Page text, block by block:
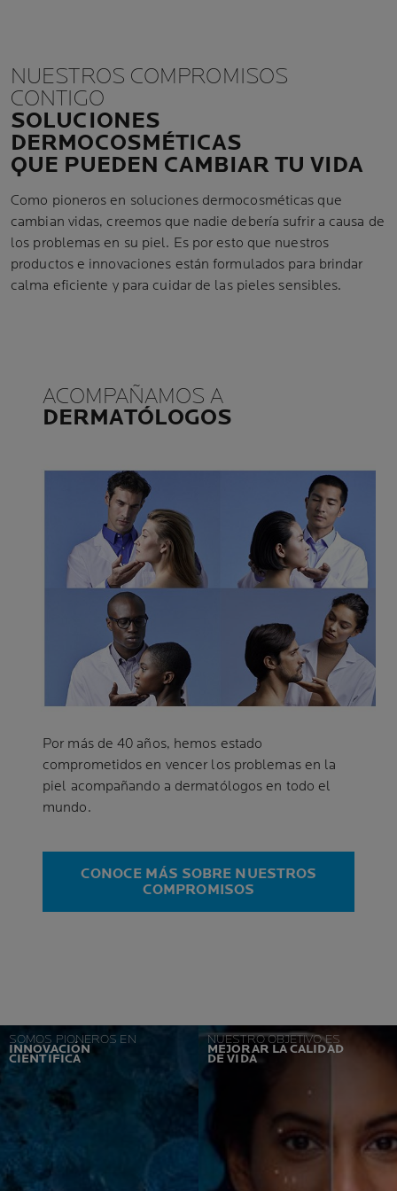
NUESTROS COMPROMISOS
CONTIGO
SOLUCIONES
DERMOCOSMÉTICAS
QUE PUEDEN CAMBIAR TU VIDA
Como pioneros en soluciones dermocosméticas que
cambian vidas, creemos que nadie debería sufrir a causa de
los problemas en su piel. Es por esto que nuestros
productos e innovaciones están formulados para brindar
calma eficiente y para cuidar de las pieles sensibles.
ACOMPAÑAMOS A
DERMATÓLOGOS
Por más de 40 años, hemos estado
comprometidos en vencer los problemas en la
piel acompañando a dermatólogos en todo el
mundo.
CONOCE MÁS SOBRE NUESTROS
COMPROMISOS
SOMOS PIONEROS EN
INNOVACIÓN
CIENTÍFICA
NUESTRO OBJETIVO ES
MEJORAR LA CALIDAD
DE VIDA